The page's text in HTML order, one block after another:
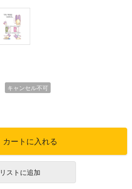
キャンセル不可
カートに入れる
ストに追加